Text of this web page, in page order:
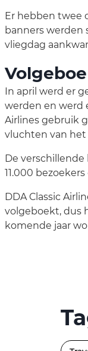
Er hebben twee
banners werden
vliegdag
In april werd er
werden en werd
Airlines gebruik
vluchten van
De
11.000
DDA Classic
volgeboekt, dus
komende jaar